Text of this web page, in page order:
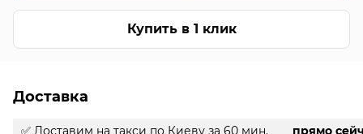
Купить в 1 клик
Доставка
✅ Доставим на такси по Киеву за 60 мин.
прямо